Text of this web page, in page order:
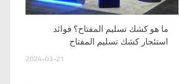
ما هو كشك تسليم المفتاح؟ فوائد
استئجار كشك تسليم المفتاح
2024-03-21